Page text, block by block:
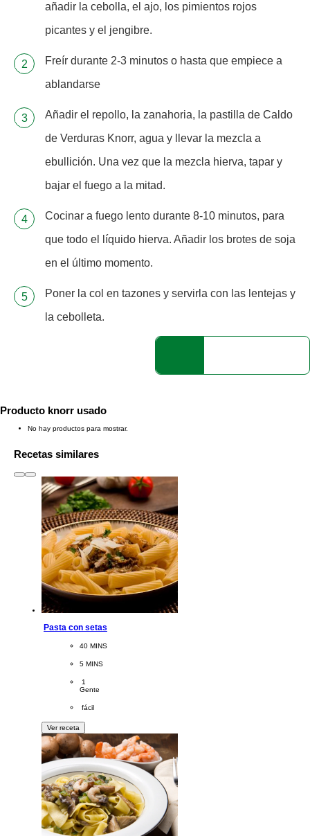
añadir la cebolla, el ajo, los pimientos rojos
picantes y el jengibre.
Freír durante 2-3 minutos o hasta que empiece a
ablandarse
Añadir el repollo, la zanahoria, la pastilla de Caldo
de Verduras Knorr, agua y llevar la mezcla a
ebullición. Una vez que la mezcla hierva, tapar y
bajar el fuego a la mitad.
Cocinar a fuego lento durante 8-10 minutos, para
que todo el líquido hierva. Añadir los brotes de soja
en el último momento.
Poner la col en tazones y servirla con las lentejas y
la cebolleta.
Producto knorr usado
No hay productos para mostrar.
Recetas similares
1 to 3 of 6
Pasta con setas
CookingTime
40 MINS
PreparationTime
5 MINS
Servings
1
Gente
Difficulty
fácil
Ver receta